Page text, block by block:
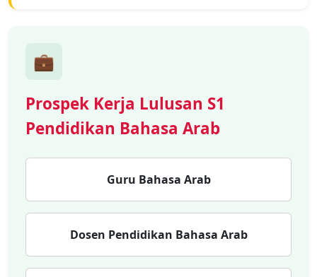
💼
Prospek Kerja Lulusan S1
Pendidikan Bahasa Arab
Guru Bahasa Arab
Dosen Pendidikan Bahasa Arab